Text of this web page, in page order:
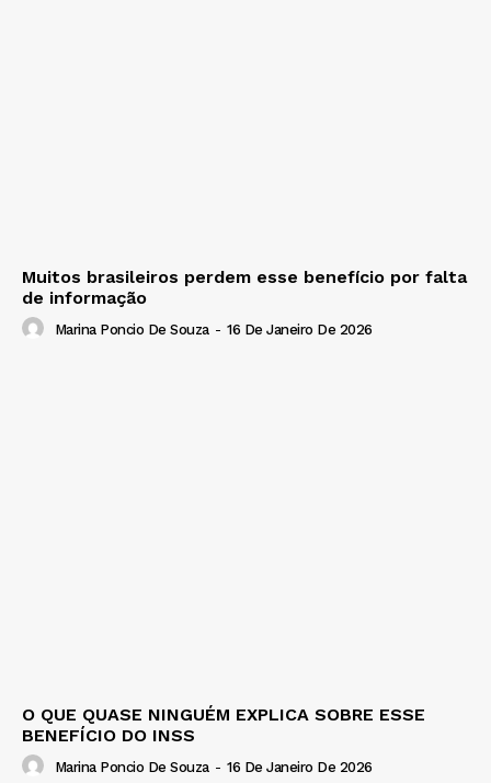
Muitos brasileiros perdem esse benefício por falta
de informação
Marina Poncio De Souza - 16 De Janeiro De 2026
O QUE QUASE NINGUÉM EXPLICA SOBRE ESSE
BENEFÍCIO DO INSS
Marina Poncio De Souza - 16 De Janeiro De 2026